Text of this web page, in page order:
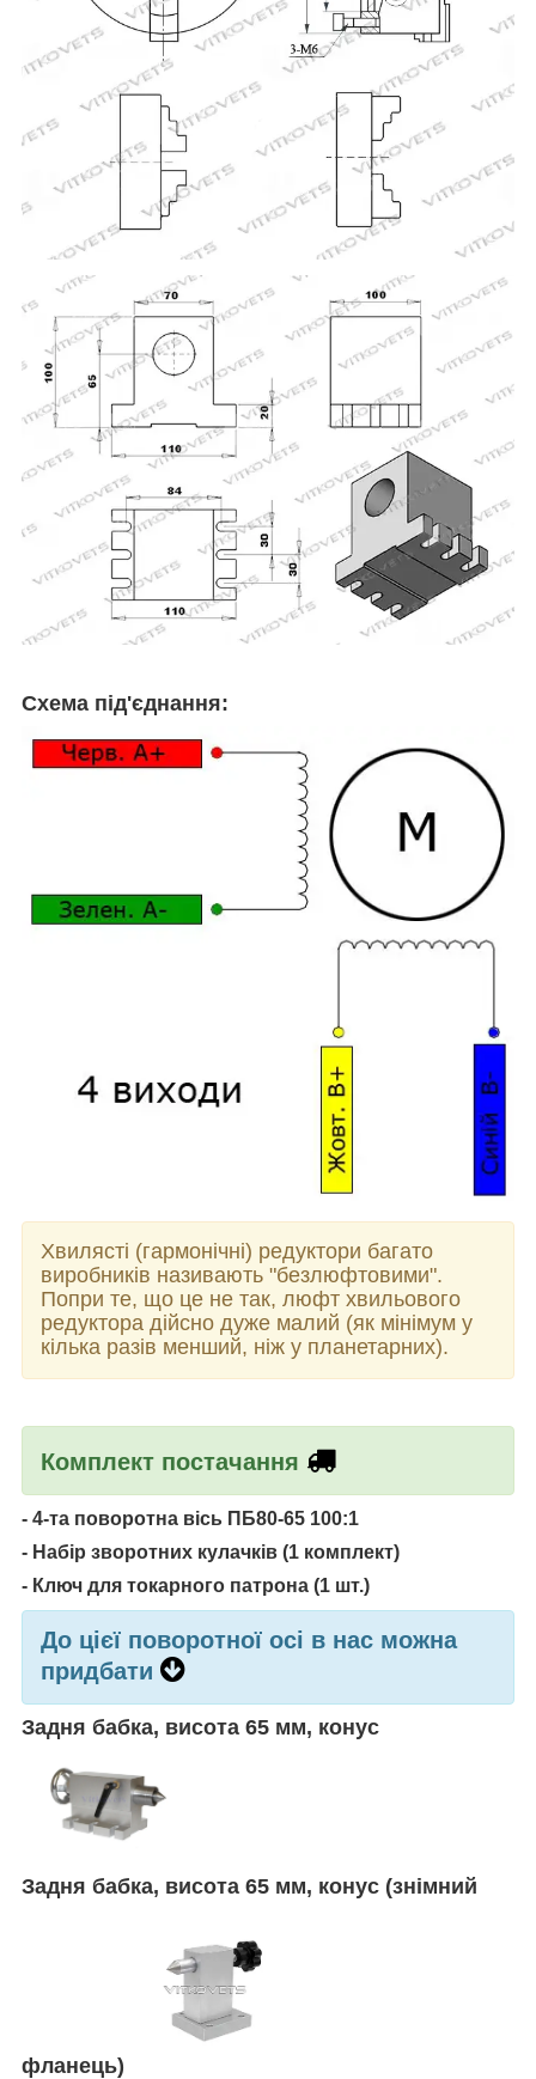
Схема під'єднання:
Хвилясті (гармонічні) редуктори багато
виробників називають "безлюфтовими".
Попри те, що це не так, люфт хвильового
редуктора дійсно дуже малий (як мінімум у
кілька разів менший, ніж у планетарних).
Комплект постачання
- 4-та поворотна вісь ПБ80-65 100:1
- Набір зворотних кулачків (1 комплект)
- Ключ для токарного патрона (1 шт.)
До цієї поворотної осі в нас можна
придбати
Задня бабка, висота 65 мм, конус
Задня бабка, висота 65 мм, конус (знімний
фланець)